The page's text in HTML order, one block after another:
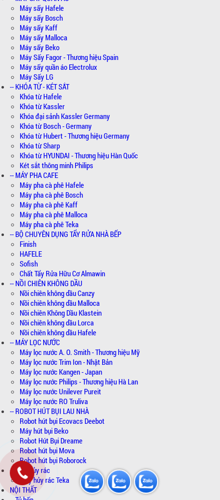
Máy sấy Hafele
Máy sấy Bosch
Máy sấy Kaff
Máy sấy Malloca
Máy sấy Beko
Máy Sấy Fagor - Thương hiệu Spain
Máy sấy quần áo Electrolux
Máy Sấy LG
-- KHÓA TỪ - KÉT SẮT
Khóa từ Hafele
Khóa từ Kassler
Khóa đại sảnh Kassler Germany
Khóa từ Bosch - Germany
Khóa từ Hubert - Thương hiệu Germany
Khóa từ Sharp
Khóa từ HYUNDAI - Thương hiệu Hàn Quốc
Két sắt thông minh Philips
-- MÁY PHA CAFE
Máy pha cà phê Hafele
Máy pha cà phê Bosch
Máy pha cà phê Kaff
Máy pha cà phê Malloca
Máy pha cà phê Teka
-- BỘ CHUYÊN DỤNG TẨY RỬA NHÀ BẾP
Finish
HAFELE
Sofish
Chất Tẩy Rửa Hữu Cơ Almawin
-- NỒI CHIÊN KHÔNG DẦU
Nồi chiên không dầu Canzy
Nồi chiên không dầu Malloca
Nồi chiên Không Dầu Klastein
Nồi chiên không dầu Lorca
Nồi chiên không dầu Hafele
-- MÁY LỌC NƯỚC
Máy lọc nước A. O. Smith - Thương hiệu Mỹ
Máy lọc nước Trim Ion - Nhật Bản
Máy lọc nước Kangen - Japan
Máy lọc nước Philips - Thương hiệu Hà Lan
Máy lọc nước Unilever Pureit
Máy lọc nước RO Truliva
-- ROBOT HÚT BỤI LAU NHÀ
Robot hút bụi Ecovacs Deebot
Máy hút bụi Beko
Robot Hút Bụi Dreame
Robot hút bụi Mova
Robot hút bụi Roborock
-- Máy hủy rác
Máy hủy rác Teka
NỘI THẤT